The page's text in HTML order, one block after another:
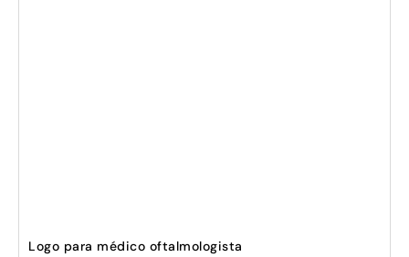
Logo para médico oftalmologista